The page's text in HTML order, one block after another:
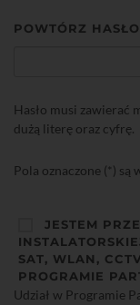
POWTÓRZ HASŁO
Hasło musi zawierać
dużą literę oraz cyfrę.
Pola oznaczone (*) są
JESTEM
SAT, WLAN,
PROGRAMIE
Udział w Programie